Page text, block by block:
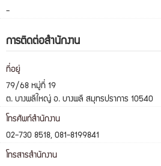
-
การติดต่อสำนักงาน
ที่อยู่
79/68 หมู่ที่ 19
ต. บางพลีใหญ่ อ. บางพลี สมุทรปราการ 10540
โทรศัพท์สำนักงาน
02-730 8518, 081-8199841
โทรสารสำนักงาน